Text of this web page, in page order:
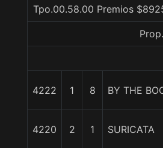
Tpo.00.58.00 Premios
4222 1 8 BY THE
4220 2 1 SURICATA